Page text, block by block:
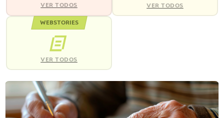
VER TODOS VER TODOS
WEBSTORIES
VER TODOS